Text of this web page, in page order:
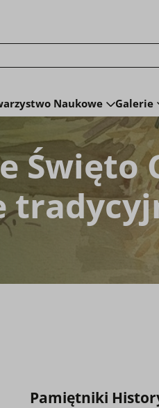
wyszukana
Naukowe Galerie
Święto
Pamiętniki